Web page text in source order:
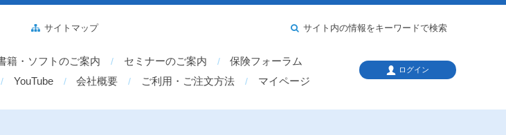
籍・ソフトのご案内 セミナーのご案内
保険フォーラム
YouTube 会社概要 ご利用・ご注文方法
マイページ
サイトマップ サイト内の情報をキーワードで検索
ログイン